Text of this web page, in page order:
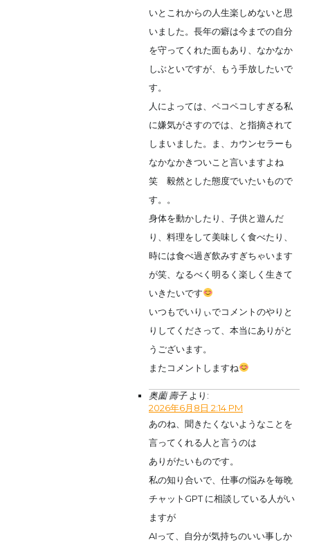
いとこれからの人生楽しめないと思
いました。長年の癖は今までの自分
を守ってくれた面もあり、なかなか
しぶといですが、もう手放したいで
す。
人によっては、ペコペコしすぎる私
に嫌気がさすのでは、と指摘されて
しまいました。ま、カウンセラーも
なかなかきついこと言いますよね
笑 毅然とした態度でいたいもので
す。。
身体を動かしたり、子供と遊んだ
り、料理をして美味しく食べたり、
時には食べ過ぎ飲みすぎちゃいます
が笑、なるべく明るく楽しく生きて
いきたいです
いつもでいりぃでコメントのやりと
りしてくださって、本当にありがと
うございます。
またコメントしますね
奥薗 壽子 より:
2026年6月8日 2:14 PM
あのね、聞きたくないようなことを
言ってくれる人と言うのは
ありがたいものです。
私の知り合いで、仕事の悩みを毎晩
チャットGPT に相談している人がい
ますが
AIって、自分が気持ちのいい事しか